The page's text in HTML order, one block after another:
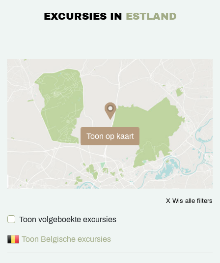
EXCURSIES IN ESTLAND
Toon op kaart
X Wis alle filters
Toon volgeboekte excursies
Toon Belgische excursies